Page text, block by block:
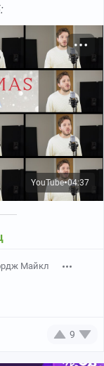
YouTube●04:37
Майкл
9